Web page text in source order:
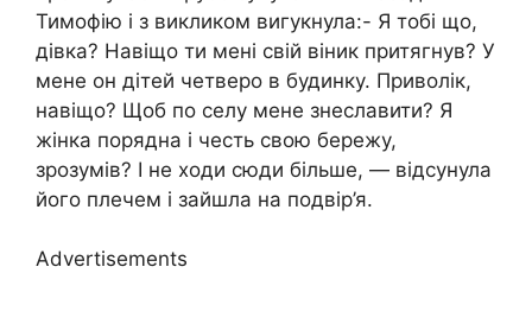
Тимофію і з викликом вигукнула:- Я тобі що,
дівка? Навіщо ти мені свій віник притягнув? У
мене он дітей четверо в будинку. Приволік,
навіщо? Щоб по селу мене знеславити? Я
жінка порядна і честь свою бережу,
зрозумів? І не ходи сюди більше, — відсунула
його плечем і зайшла на подвір’я.
Advertisements